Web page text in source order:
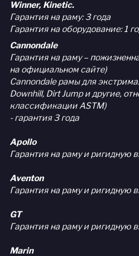
Winner, Kinetic.
Гарантия на раму: 3 года
Гарантия на оборудование: 1
Cannondale
Гарантия на раму –
на официальном сайте)
Cannondale рамы для
Downhill, Dirt Jump и другие,
классификации ASTM)
- гарантия 3 года
Apollo
Гарантия на раму и ригидную
Aventon
Гарантия на раму и ригидную
GT
Гарантия на раму и ригидную
Marin